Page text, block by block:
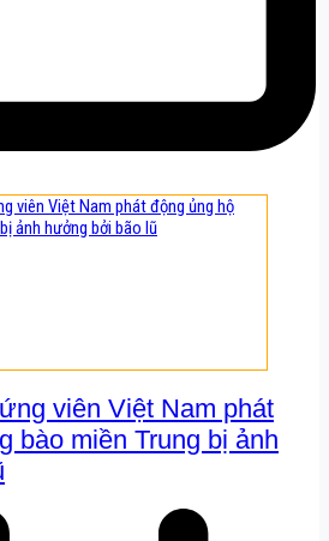
viên Việt Nam phát
bào miền Trung bị ảnh